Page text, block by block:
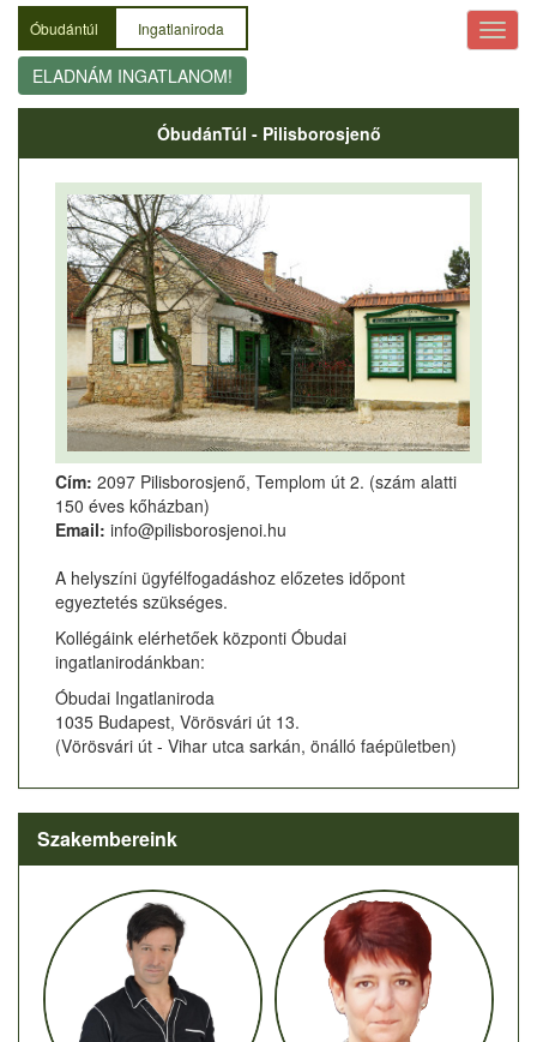
Óbudántúl Ingatlaniroda
ELADNÁM INGATLANOM!
ÓbudánTúl - Pilisborosjenő
Cím: 2097 Pilisborosjenő, Templom út 2. (szám alatti
150 éves kőházban)
Email: info@pilisborosjenoi.hu
A helyszíni ügyfélfogadáshoz előzetes időpont
egyeztetés szükséges.
Kollégáink elérhetőek központi Óbudai
ingatlanirodánkban:
Óbudai Ingatlaniroda
1035 Budapest, Vörösvári út 13.
(Vörösvári út - Vihar utca sarkán, önálló faépületben)
Szakembereink